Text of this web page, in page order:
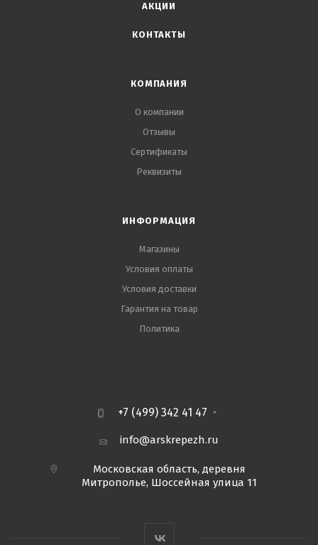
АКЦИИ
КОНТАКТЫ
КОМПАНИЯ
О компании
Отзывы
Сертификаты
Реквизиты
ИНФОРМАЦИЯ
Магазины
Условия оплаты
Условия доставки
Гарантия на товар
Политика
+7 (499) 342 41 47
info@arskrepezh.ru
Московская область, деревня
Митрополье, Шоссейная улица 11